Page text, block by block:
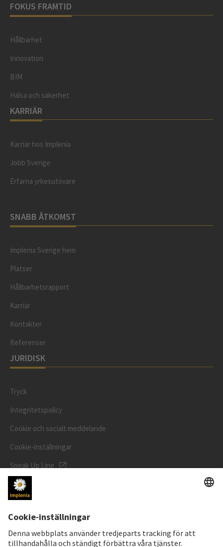
FOKUS FRAMTID
Hållbarhet
Innovation
BIM
Hälsa och säkerhet
KARRIÄR
Karriär hos Implenia
Jobb Sverige
Erfarna yrkesutövare
SNABB ÅTKOMST
Implenia Sverige hem
Platser
Hållbarhetsrapport
Karriär
Kontakter
Referenser
JURIDISK
Tryck
Integritetspolicy
Cookie och socialt meddelande
Cookie-inställningar
Speak Up Line
AKTIEKURS
ISIN: CH0023868554
62,30 CHF